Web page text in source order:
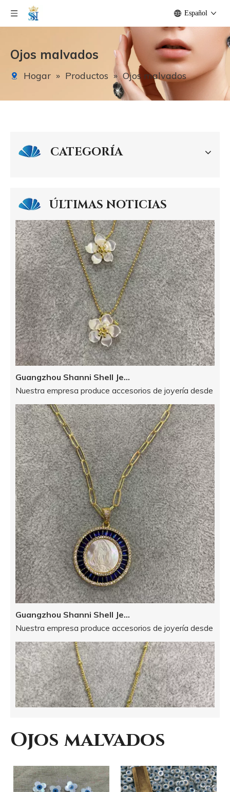
Español
Ojos malvados
Hogar » Productos » Ojos malvados
CATEGORÍA
ÚLTIMAS NOTICIAS
Nuestra empresa produce accesorios de joyería desde
Nuestra empresa produce accesorios de joyería desde
Nuestra empresa produce accesorios de joyería desde
Ojos malvados